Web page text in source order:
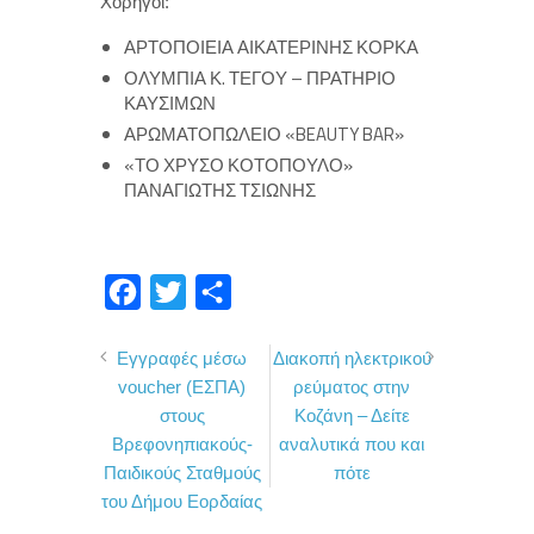
ΑΡΤΟΠΟΙΕΙΑ ΑΙΚΑΤΕΡΙΝΗΣ ΚΟΡΚΑ
ΟΛΥΜΠΙΑ Κ. ΤΕΓΟΥ – ΠΡΑΤΗΡΙΟ
ΚΑΥΣΙΜΩΝ
ΑΡΩΜΑΤΟΠΩΛΕΙΟ «BEAUTY BAR»
«ΤΟ ΧΡΥΣΟ ΚΟΤΟΠΟΥΛΟ»
ΠΑΝΑΓΙΩΤΗΣ ΤΣΙΩΝΗΣ
c
e
b
o
o
i
t
t
e
r
ι
ρ
α
σ
τ
Εγγραφές μέσω
voucher (ΕΣΠΑ)
στους
Βρεφονηπιακούς-
Παιδικούς Σταθμούς
του Δήμου Εορδαίας
Διακοπή ηλεκτρικού
ρεύματος στην
Κοζάνη – Δείτε
αναλυτικά που και
πότε